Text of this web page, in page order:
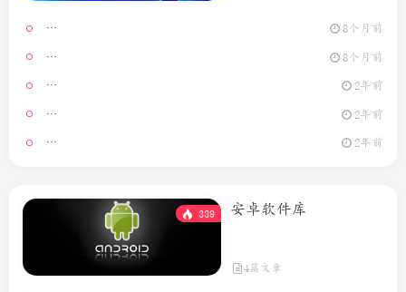
Video
8个月前
MouseClick
8个月前
2年前
2年前
GeoPort
2年前
339 安卓软件库
4篇文章